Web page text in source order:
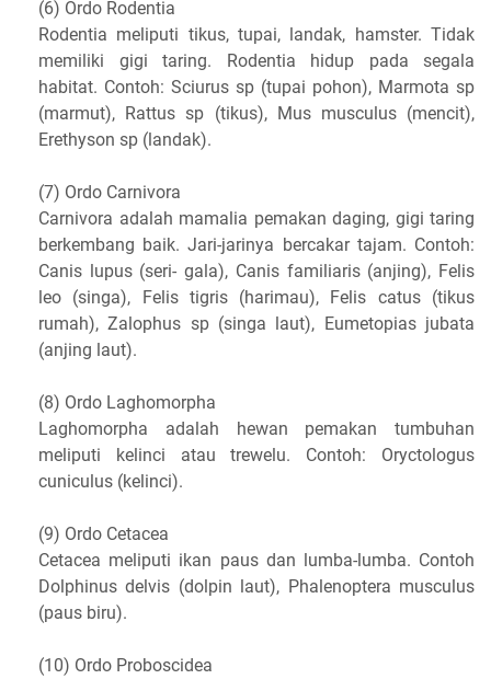
(6) Ordo Rodentia
Rodentia meliputi tikus, tupai, landak, hamster. Tidak
memiliki gigi taring. Rodentia hidup pada segala
habitat. Contoh: Sciurus sp (tupai pohon), Marmota sp
(marmut), Rattus sp (tikus), Mus musculus (mencit),
Erethyson sp (landak).
(7) Ordo Carnivora
Carnivora adalah mamalia pemakan daging, gigi taring
berkembang baik. Jari-jarinya bercakar tajam. Contoh:
Canis lupus (seri- gala), Canis familiaris (anjing), Felis
leo (singa), Felis tigris (harimau), Felis catus (tikus
rumah), Zalophus sp (singa laut), Eumetopias jubata
(anjing laut).
(8) Ordo Laghomorpha
Laghomorpha adalah hewan pemakan tumbuhan
meliputi kelinci atau trewelu. Contoh: Oryctologus
cuniculus (kelinci).
(9) Ordo Cetacea
Cetacea meliputi ikan paus dan lumba-lumba. Contoh
Dolphinus delvis (dolpin laut), Phalenoptera musculus
(paus biru).
(10) Ordo Proboscidea